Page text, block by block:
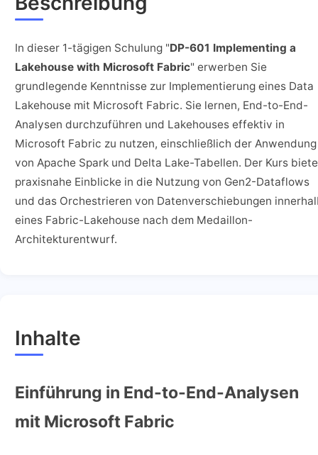
In dieser 1-tägigen Schulung "DP-601 Implementing a
Lakehouse with Microsoft Fabric" erwerben Sie
grundlegende Kenntnisse zur Implementierung eines Data
Lakehouse mit Microsoft Fabric. Sie lernen, End-to-End-
Analysen durchzuführen und Lakehouses effektiv in
Microsoft Fabric zu nutzen, einschließlich der Anwendung
von Apache Spark und Delta Lake-Tabellen. Der Kurs
praxisnahe Einblicke in die Nutzung von Gen2-Dataflows
und das Orchestrieren von Datenverschiebungen
eines Fabric-Lakehouse nach dem Medaillon-
Architekturentwurf.
Inhalte
Einführung in End-to-End-Analysen
mit Microsoft Fabric